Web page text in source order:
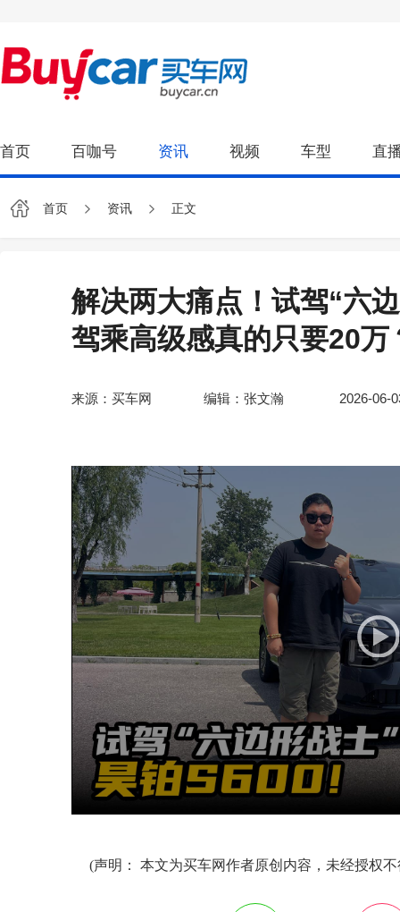
首页 百咖号 资讯 视频 车型 直
首页 资讯 正文
解决两大痛点！试驾“六
驾乘高级感真的只要20万
来源：买车网 编辑：张文瀚 2026-06-
(声明： 本文为买车网作者原创内容，未经授权